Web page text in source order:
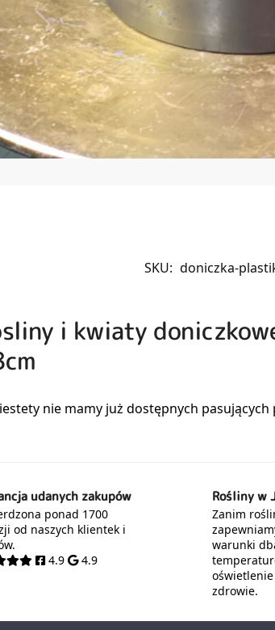
SKU: doniczka-
i kwiaty
udanych zakupów
ponad 1700
od naszych klientek i
4.9
4.9
Rośliny w
Zanim
warunki
zdrowie.